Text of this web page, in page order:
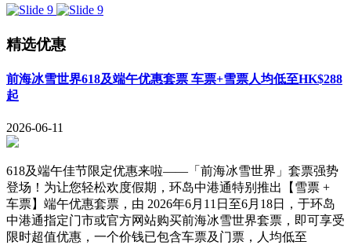
精选优惠
前海冰雪世界618及端午优惠套票 车票+雪票人均低至HK$288
起
2026-06-11
618及端午佳节限定优惠来啦——「前海冰雪世界」套票强势
登场！为让您轻松欢度假期，环岛中港通特别推出【雪票 +
车票】端午优惠套票，由 2026年6月11日至6月18日，于环岛
中港通指定门市或官方网站购买前海冰雪世界套票，即可享受
限时超值优惠，一个价钱已包含车票及门票，人均低至